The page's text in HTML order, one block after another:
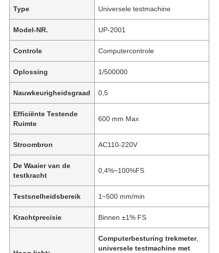
Type Universele testmachine
Model-NR. UP-2001
Controle Computercontrole
Oplossing 1/500000
Nauwkeurigheidsgraad 0,5
Efficiënte Testende
Ruimte
600 mm Max
Stroombron AC110-220V
De Waaier van de
testkracht
0,4%~100%FS
Testsnelheidsbereik 1~500 mm/min
Krachtprecisie Binnen ±1% FS
Computerbesturing trekmeter,
universele testmachine met